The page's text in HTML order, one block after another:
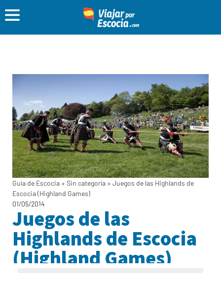
Guía de Escocia » Sin categoría » Juegos de las Highlands de
Escocia (Highland Games)
01/05/2014
Juegos de las
Highlands de Escocia
(Highland Games)